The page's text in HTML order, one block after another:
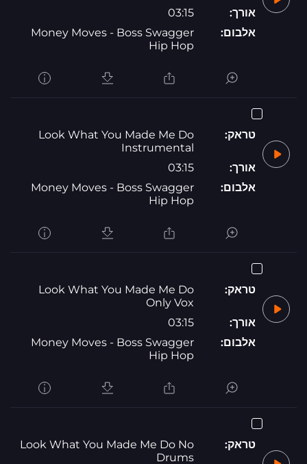
אורך:
03:15
אלבום:
Money Moves - Boss Swagger
Hip Hop
טראק:
Look What You Made Me Do
Instrumental
אורך:
03:15
אלבום:
Money Moves - Boss Swagger
Hip Hop
טראק:
Look What You Made Me Do
Only Vox
אורך:
03:15
אלבום:
Money Moves - Boss Swagger
Hip Hop
טראק:
Look What You Made Me Do No
Drums